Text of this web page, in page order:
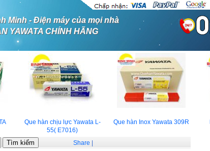
Minh - Điện máy của mọi nhà
YAWATA CHÍNH HÃNG
Que hàn chịu lực Yawata L-
55( E7016)
Que hàn Inox Yawata 309R
Share